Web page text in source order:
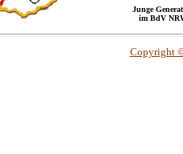
Junge
im BdV
Copyright